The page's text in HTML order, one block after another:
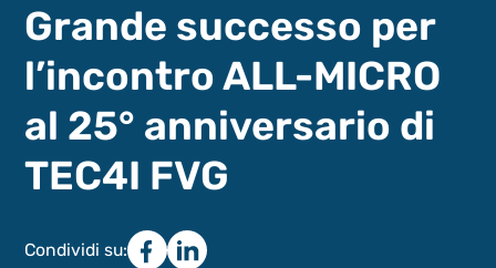
Grande successo per
l’incontro ALL-MICRO
al 25° anniversario di
TEC4I FVG
Condividi su: